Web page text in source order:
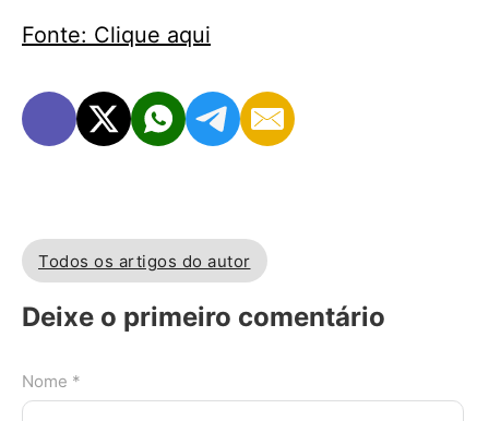
Fonte: Clique aqui
Todos os artigos do autor
Deixe o primeiro comentário
Nome *